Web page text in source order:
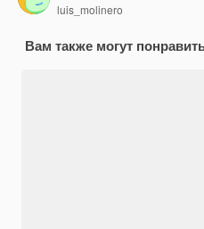
luis_molinero
Вам также могут